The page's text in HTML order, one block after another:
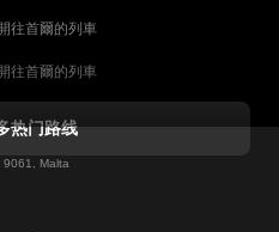
往首爾的列車
往首爾的列車
尔韦的列車
热门路线
9061, Malta